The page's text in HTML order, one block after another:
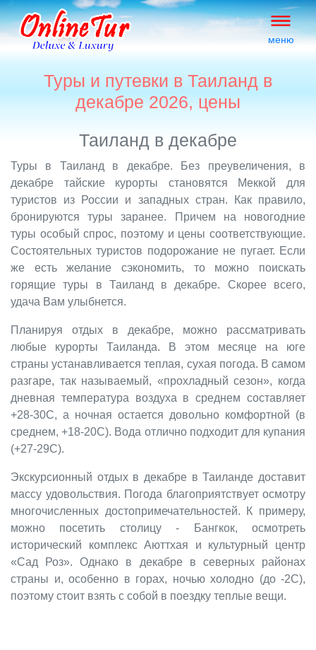
меню
Туры и путевки в Таиланд в
декабре 2026, цены
Таиланд в декабре
Туры в Таиланд в декабре. Без преувеличения, в
декабре тайские курорты становятся Меккой для
туристов из России и западных стран. Как правило,
бронируются туры заранее. Причем на новогодние
туры особый спрос, поэтому и цены соответствующие.
Состоятельных туристов подорожание не пугает. Если
же есть желание сэкономить, то можно поискать
горящие туры в Таиланд в декабре. Скорее всего,
удача Вам улыбнется.
Планируя отдых в декабре, можно рассматривать
любые курорты Таиланда. В этом месяце на юге
страны устанавливается теплая, сухая погода. В самом
разгаре, так называемый, «прохладный сезон», когда
дневная температура воздуха в среднем составляет
+28-30С, а ночная остается довольно комфортной (в
среднем, +18-20С). Вода отлично подходит для купания
(+27-29С).
Экскурсионный отдых в декабре в Таиланде доставит
массу удовольствия. Погода благоприятствует осмотру
многочисленных достопримечательностей. К примеру,
можно посетить столицу - Бангкок, осмотреть
исторический комплекс Аюттхая и культурный центр
«Сад Роз». Однако в декабре в северных районах
страны и, особенно в горах, ночью холодно (до -2С),
поэтому стоит взять с собой в поездку теплые вещи.